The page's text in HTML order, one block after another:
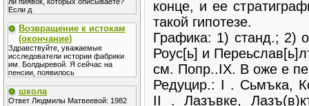
Если д
Возвращение к истокам
(окончание)
Здравствуйте, уважаемые
исследователи истории фабрики
им. Болдыревой. Я сейчас на
пенсии, появилось
школа
Ответ Людмилы Матвеевой: 1982
конце, и ее
такой гипотезе.
Графика: 1) станд.; 2)
Роус[ь] и
см. Попр..IX. В оже е
Редуцир.: I . Сьмъка,
II . Лазъвке,